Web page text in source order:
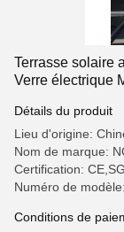
Terrasse solaire
Verre électrique
Détails du produit
Lieu d'origine:
Nom de marque:
Certification:
Numéro de
Conditions de